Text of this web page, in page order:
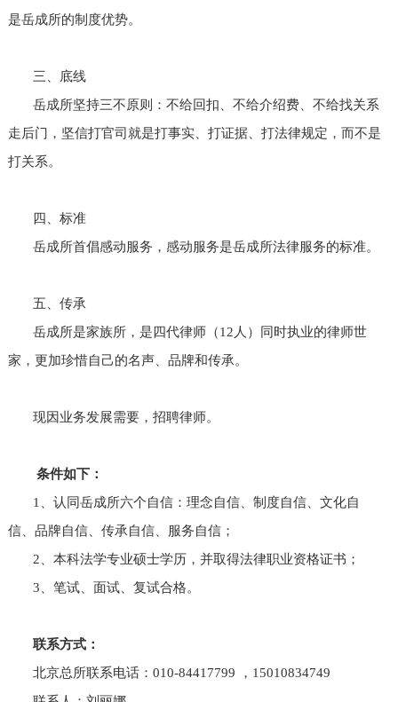
是岳成所的制度优势。
三、底线
岳成所坚持三不原则：不给回扣、不给介绍费、不给找关系
走后门，坚信打官司就是打事实、打证据、打法律规定，而不是
打关系。
四、标准
岳成所首倡感动服务，感动服务是岳成所法律服务的标准。
五、传承
岳成所是家族所，是四代律师（12人）同时执业的律师世
家，更加珍惜自己的名声、品牌和传承。
现因业务发展需要，招聘律师。
条件如下：
1、认同岳成所六个自信：理念自信、制度自信、文化自
信、品牌自信、传承自信、服务自信；
2、本科法学专业硕士学历，并取得法律职业资格证书；
3、笔试、面试、复试合格。
联系方式：
北京总所联系电话：010-84417799 ，15010834749